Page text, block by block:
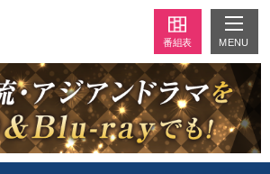
番組表 MENU